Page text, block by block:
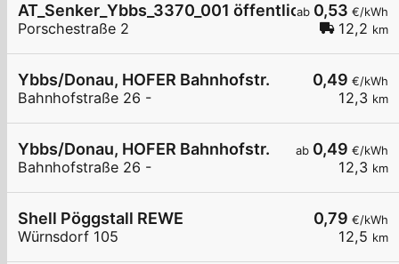
ab 0,53 €/kWh
12,2 km
AT_Senker_Ybbs_3370_001 öffentlich
Porschestraße 2
0,49 €/kWh
12,3 km
Ybbs/Donau, HOFER Bahnhofstr.
Bahnhofstraße 26 -
ab 0,49 €/kWh
12,3 km
Ybbs/Donau, HOFER Bahnhofstr.
Bahnhofstraße 26 -
0,79 €/kWh
12,5 km
Shell Pöggstall REWE
Würnsdorf 105